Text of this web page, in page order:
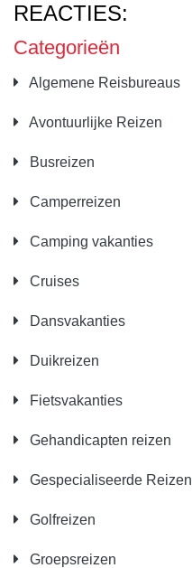
Categorieën
Algemene Reisbureaus
Avontuurlijke Reizen
Busreizen
Camperreizen
Camping vakanties
Cruises
Dansvakanties
Duikreizen
Fietsvakanties
Gehandicapten reizen
Gespecialiseerde Reizen
Golfreizen
Groepsreizen
REACTIES: